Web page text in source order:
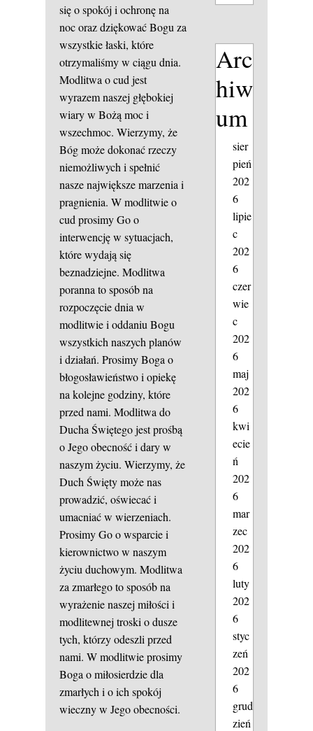
się o spokój i ochronę na
noc oraz dziękować Bogu za
wszystkie łaski, które
otrzymaliśmy w ciągu dnia.
Modlitwa o cud jest
wyrazem naszej głębokiej
wiary w Bożą moc i
wszechmoc. Wierzymy, że
Bóg może dokonać rzeczy
niemożliwych i spełnić
nasze największe marzenia i
pragnienia. W modlitwie o
cud prosimy Go o
interwencję w sytuacjach,
które wydają się
beznadziejne. Modlitwa
poranna to sposób na
rozpoczęcie dnia w
modlitwie i oddaniu Bogu
wszystkich naszych planów
i działań. Prosimy Boga o
błogosławieństwo i opiekę
na kolejne godziny, które
przed nami. Modlitwa do
Ducha Świętego jest prośbą
o Jego obecność i dary w
naszym życiu. Wierzymy, że
Duch Święty może nas
prowadzić, oświecać i
umacniać w wierzeniach.
Prosimy Go o wsparcie i
kierownictwo w naszym
życiu duchowym. Modlitwa
za zmarłego to sposób na
wyrażenie naszej miłości i
modlitewnej troski o dusze
tych, którzy odeszli przed
nami. W modlitwie prosimy
Boga o miłosierdzie dla
zmarłych i o ich spokój
wieczny w Jego obecności.
Arc
hiw
um
sier
pień
202
6
lipie
c
202
6
czer
wie
c
202
6
maj
202
6
kwi
ecie
ń
202
6
mar
zec
202
6
luty
202
6
styc
zeń
202
6
grud
zień